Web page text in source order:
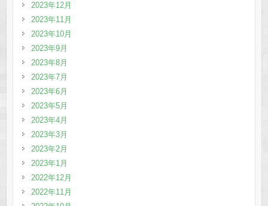
2023年12月
2023年11月
2023年10月
2023年9月
2023年8月
2023年7月
2023年6月
2023年5月
2023年4月
2023年3月
2023年2月
2023年1月
2022年12月
2022年11月